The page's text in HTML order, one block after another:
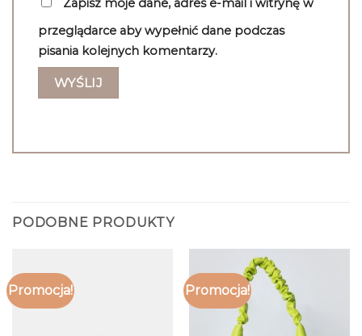
Zapisz moje dane, adres e-mail i witrynę w
przeglądarce aby wypełnić dane podczas
pisania kolejnych komentarzy.
PODOBNE PRODUKTY
Promocja! Promocja!